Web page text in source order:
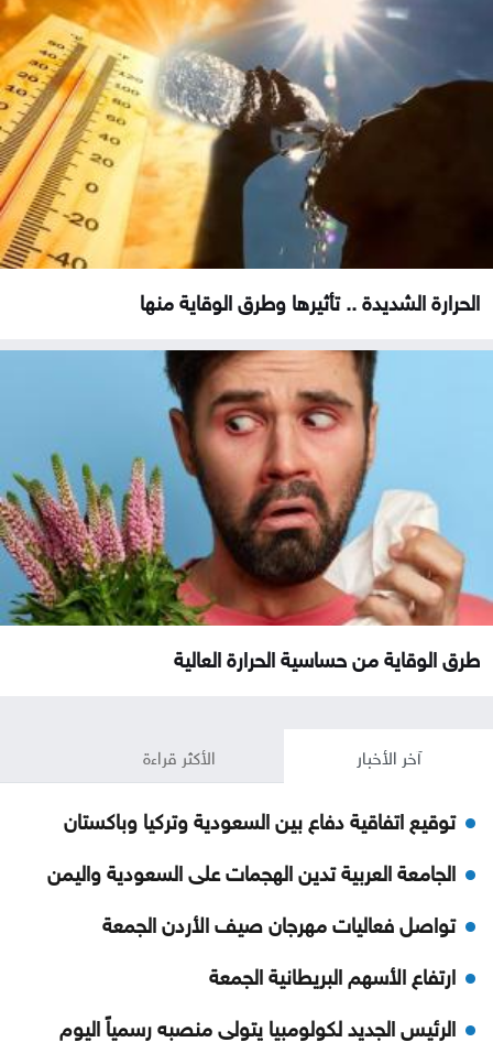
الحرارة الشديدة .. تأثيرها وطرق الوقاية منها
طرق الوقاية من حساسية الحرارة العالية
آخر الأخبار الأكثر قراءة
توقيع اتفاقية دفاع بين السعودية وتركيا وباكستان
الجامعة العربية تدين الهجمات على السعودية واليمن
تواصل فعاليات مهرجان صيف الأردن الجمعة
ارتفاع الأسهم البريطانية الجمعة
الرئيس الجديد لكولومبيا يتولى منصبه رسمياً اليوم